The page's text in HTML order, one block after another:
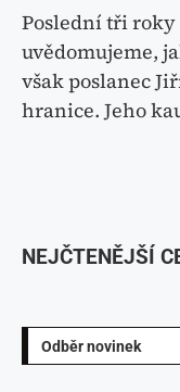
Poslední tři
uvědomujeme,
však poslanec
hranice. Jeho
Odběr novinek
NEJČTENĚJŠÍ